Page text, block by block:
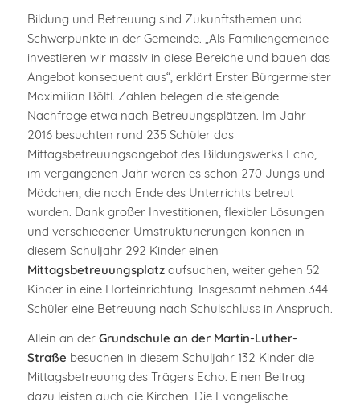
Bildung und Betreuung sind Zukunftsthemen und
Schwerpunkte in der Gemeinde. „Als Familiengemeinde
investieren wir massiv in diese Bereiche und bauen das
Angebot konsequent aus“, erklärt Erster Bürgermeister
Maximilian Böltl. Zahlen belegen die steigende
Nachfrage etwa nach Betreuungsplätzen. Im Jahr
2016 besuchten rund 235 Schüler das
Mittagsbetreuungsangebot des Bildungswerks Echo,
im vergangenen Jahr waren es schon 270 Jungs und
Mädchen, die nach Ende des Unterrichts betreut
wurden. Dank großer Investitionen, flexibler Lösungen
und verschiedener Umstrukturierungen können in
diesem Schuljahr 292 Kinder einen
Mittagsbetreuungsplatzaufsuchen, weiter gehen 52
Kinder in eine Horteinrichtung. Insgesamt nehmen 344
Schüler eine Betreuung nach Schulschluss in Anspruch.
Allein an der Grundschule an der Martin-Luther-
Straße besuchen in diesem Schuljahr 132 Kinder die
Mittagsbetreuung des Trägers Echo. Einen Beitrag
dazu leisten auch die Kirchen. Die Evangelische